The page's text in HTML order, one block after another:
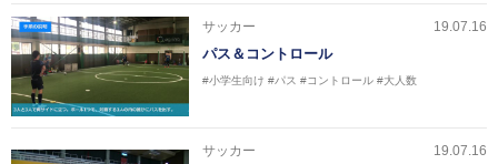
サッカー 19.07.16
パス＆コントロール
#小学生向け #パス #コントロール #大人数
サッカー 19.07.16